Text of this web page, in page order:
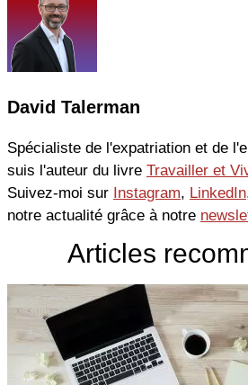
David Talerman
Spécialiste de l'expatriation et de
suis l'auteur du livre Travailler et
Suivez-moi sur Instagram, LinkedIn
notre actualité grâce à notre
Articles